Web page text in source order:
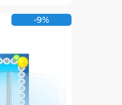
-9%